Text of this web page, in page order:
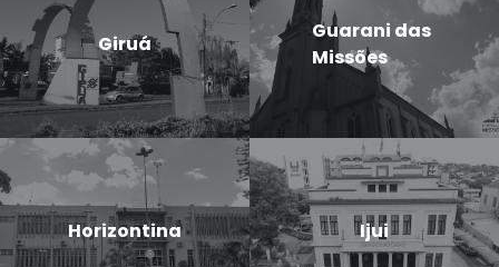
Giruá
Guarani das
Missões
Horizontina Ijui